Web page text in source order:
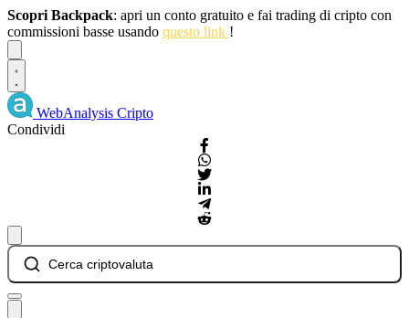
Scopri Backpack: apri un conto gratuito e fai trading di cripto con
commissioni basse usando questo link !
WebAnalysis Cripto
Condividi
Cerca criptovaluta